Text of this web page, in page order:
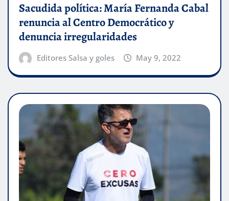
Sacudida política: María Fernanda Cabal
renuncia al Centro Democrático y
denuncia irregularidades
Editores Salsa y goles May 9, 2022